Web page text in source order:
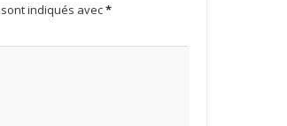
indiqués avec*